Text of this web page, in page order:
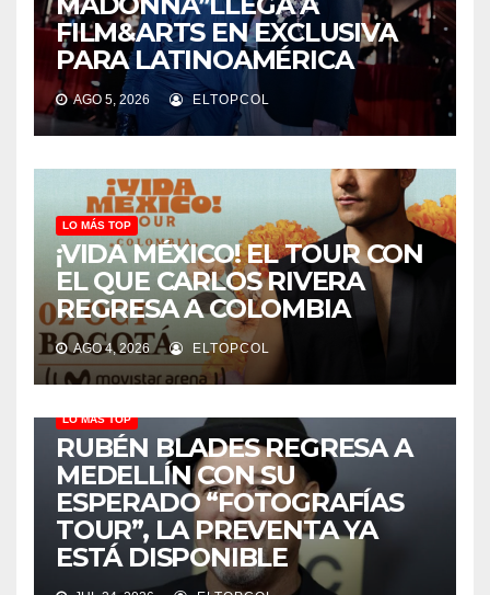
FILM&ARTS EN EXCLUSIVA
PARA LATINOAMÉRICA
AGO 5, 2026 ELTOPCOL
LO MÁS TOP
¡VIDA MÉXICO! EL TOUR CON
EL QUE CARLOS RIVERA
REGRESA A COLOMBIA
AGO 4, 2026 ELTOPCOL
LO MÁS TOP
RUBÉN BLADES REGRESA A
MEDELLÍN CON SU
ESPERADO “FOTOGRAFÍAS
TOUR”, LA PREVENTA YA
ESTÁ DISPONIBLE